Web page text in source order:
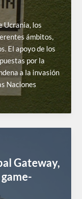
Ucrania, los
ámbitos,
El apoyo de los
por la
a la invasión
Naciones
Gateway,